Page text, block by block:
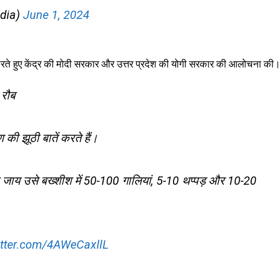
June 1, 2024
हुए केंद्र की मोदी सरकार और उत्तर प्रदेश की योगी सरकार की आलोचना की।
की झूठी बातें करते हैं।
उसे बख्शीश में 50-100 गालियां, 5-10 थप्पड़ और 10-20
4AWeCaxllL